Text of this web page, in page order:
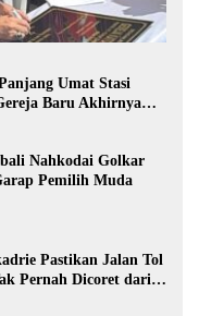
Umat Stasi
Baru Akhirnya
Nahkodai Golkar
Pemilih Muda
Pastikan Jalan Tol
Pernah Dicoret dari